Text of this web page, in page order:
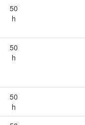
50
h
50
h
50
h